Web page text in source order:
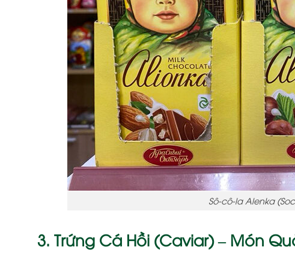
Sô-cô-la Alenka
3. Trứng Cá Hồi (Caviar) – Món